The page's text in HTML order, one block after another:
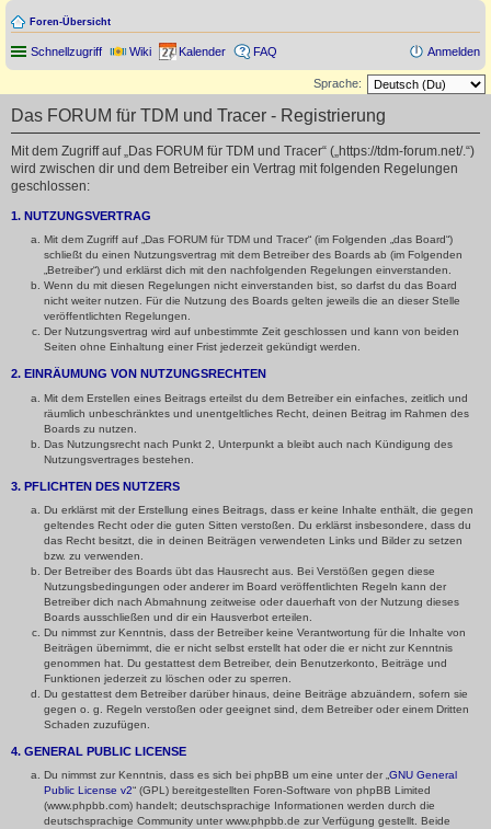
Foren-Übersicht
Schnellzugriff Wiki Kalender FAQ Anmelden
Sprache:
Das FORUM für TDM und Tracer - Registrierung
Mit dem Zugriff auf „Das FORUM für TDM und Tracer“ („https://tdm-forum.net/.“)
wird zwischen dir und dem Betreiber ein Vertrag mit folgenden Regelungen
geschlossen:
1. NUTZUNGSVERTRAG
Mit dem Zugriff auf „Das FORUM für TDM und Tracer“ (im Folgenden „das Board“)
schließt du einen Nutzungsvertrag mit dem Betreiber des Boards ab (im Folgenden
„Betreiber“) und erklärst dich mit den nachfolgenden Regelungen einverstanden.
Wenn du mit diesen Regelungen nicht einverstanden bist, so darfst du das Board
nicht weiter nutzen. Für die Nutzung des Boards gelten jeweils die an dieser Stelle
veröffentlichten Regelungen.
Der Nutzungsvertrag wird auf unbestimmte Zeit geschlossen und kann von beiden
Seiten ohne Einhaltung einer Frist jederzeit gekündigt werden.
2. EINRÄUMUNG VON NUTZUNGSRECHTEN
Mit dem Erstellen eines Beitrags erteilst du dem Betreiber ein einfaches, zeitlich und
räumlich unbeschränktes und unentgeltliches Recht, deinen Beitrag im Rahmen des
Boards zu nutzen.
Das Nutzungsrecht nach Punkt 2, Unterpunkt a bleibt auch nach Kündigung des
Nutzungsvertrages bestehen.
3. PFLICHTEN DES NUTZERS
Du erklärst mit der Erstellung eines Beitrags, dass er keine Inhalte enthält, die gegen
geltendes Recht oder die guten Sitten verstoßen. Du erklärst insbesondere, dass du
das Recht besitzt, die in deinen Beiträgen verwendeten Links und Bilder zu setzen
bzw. zu verwenden.
Der Betreiber des Boards übt das Hausrecht aus. Bei Verstößen gegen diese
Nutzungsbedingungen oder anderer im Board veröffentlichten Regeln kann der
Betreiber dich nach Abmahnung zeitweise oder dauerhaft von der Nutzung dieses
Boards ausschließen und dir ein Hausverbot erteilen.
Du nimmst zur Kenntnis, dass der Betreiber keine Verantwortung für die Inhalte von
Beiträgen übernimmt, die er nicht selbst erstellt hat oder die er nicht zur Kenntnis
genommen hat. Du gestattest dem Betreiber, dein Benutzerkonto, Beiträge und
Funktionen jederzeit zu löschen oder zu sperren.
Du gestattest dem Betreiber darüber hinaus, deine Beiträge abzuändern, sofern sie
gegen o. g. Regeln verstoßen oder geeignet sind, dem Betreiber oder einem Dritten
Schaden zuzufügen.
4. GENERAL PUBLIC LICENSE
Du nimmst zur Kenntnis, dass es sich bei phpBB um eine unter der „ GNU General
Public License v2“ (GPL) bereitgestellten Foren-Software von phpBB Limited
(www.phpbb.com) handelt; deutschsprachige Informationen werden durch die
deutschsprachige Community unter www.phpbb.de zur Verfügung gestellt. Beide